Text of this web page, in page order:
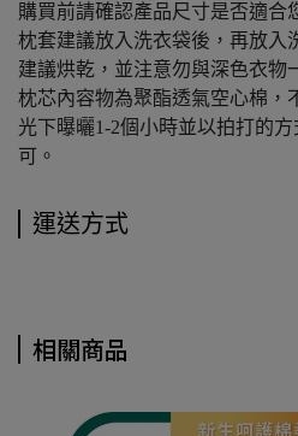
購買前請確認產品尺寸是否適合
枕套建議放入洗衣袋後，再放入
建議烘乾，並注意勿與深色衣物
枕芯內容物為聚酯透氣空心棉，
光下曝曬1-2個小時並以拍打的
可。
運送方式
相關商品